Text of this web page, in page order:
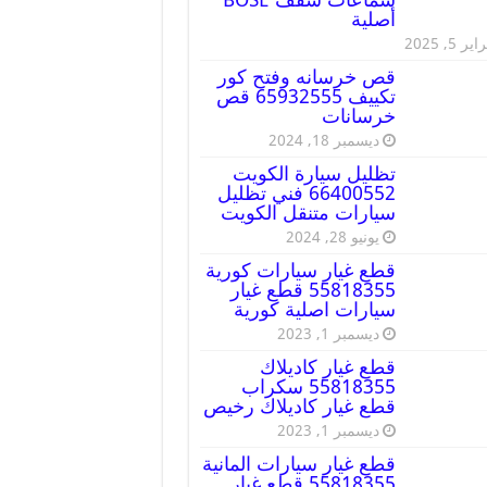
أصلية
5, 2025
قص خرسانه وفتح كور
تكييف 65932555 قص
خرسانات
ديسمبر 18, 2024
تظليل سيارة الكويت
66400552 فني تظليل
سيارات متنقل الكويت
يونيو 28, 2024
قطع غيار سيارات كورية
55818355 قطع غيار
سيارات اصلية كورية
ديسمبر 1, 2023
قطع غيار كاديلاك
55818355 سكراب
قطع غيار كاديلاك رخيص
ديسمبر 1, 2023
قطع غيار سيارات المانية